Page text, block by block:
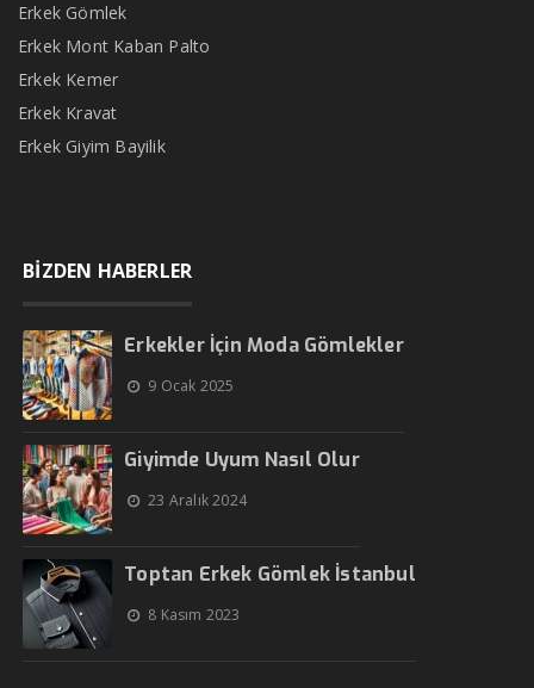
Erkek Gömlek
Erkek Mont Kaban Palto
Erkek Kemer
Erkek Kravat
Erkek Giyim Bayilik
BİZDEN HABERLER
Erkekler İçin Moda Gömlekler
9 Ocak 2025
Giyimde Uyum Nasıl Olur
23 Aralık 2024
Toptan Erkek Gömlek İstanbul
8 Kasım 2023